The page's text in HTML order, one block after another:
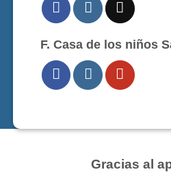
F. Casa de los niños
Gracias al